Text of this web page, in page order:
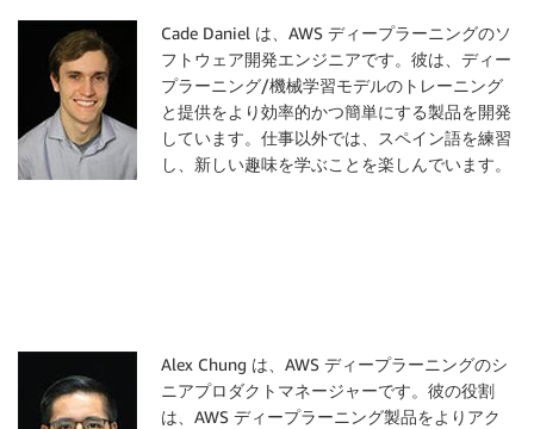
Cade Daniel は、AWS ディープラーニングのソ
フトウェア開発エンジニアです。彼は、ディー
プラーニング/機械学習モデルのトレーニング
と提供をより効率的かつ簡単にする製品を開発
しています。仕事以外では、スペイン語を練習
し、新しい趣味を学ぶことを楽しんでいます。
Alex Chung は、AWS ディープラーニングのシ
ニアプロダクトマネージャーです。彼の役割
は、AWS ディープラーニング製品をよりアク